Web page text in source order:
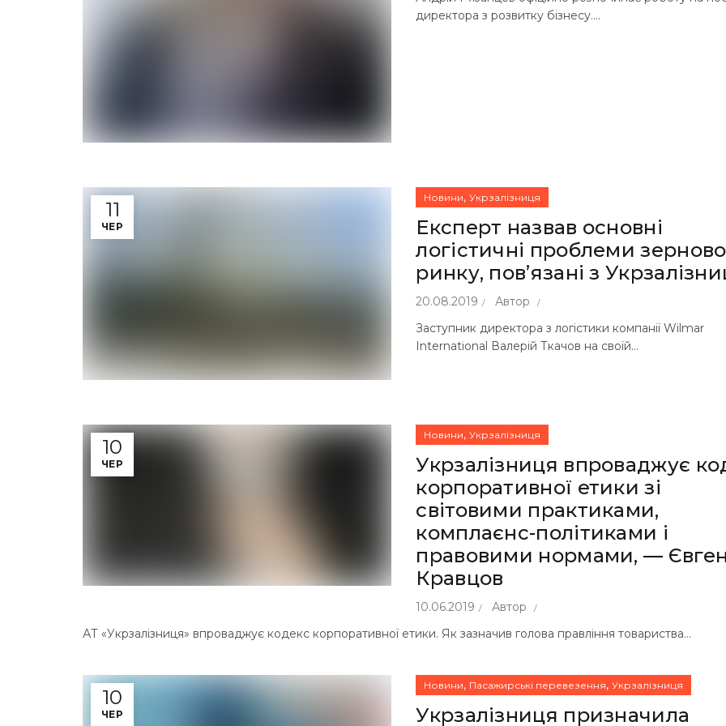
директора з розвитку бізнесу....
11
ЧЕР
Новини,Укрзалізниця
Експерт назвав основні
логістичні проблеми
ринку, пов’язані з
20.08.2019
Автор
Заступник директора з логістики компанії Wilmar
International Валерій Ткачов на своїй...
10
ЧЕР
Новини,Укрзалізниця
Укрзалізниця впроваджує
корпоративної етики зі
світовими практиками,
комплаєнс-політиками і
правовими нормами, — Євген
Кравцов
10.06.2019
Автор
АТ «Укрзалізниця» впроваджує кодекс корпоративної етики. Як зазначив голова правління товариства...
10
ЧЕР
Новини, Пасажирські перевезення,Укрзалізниця
Укрзалізниця призначила